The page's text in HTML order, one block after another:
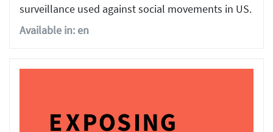
surveillance used against social movements in US.
Available in: en